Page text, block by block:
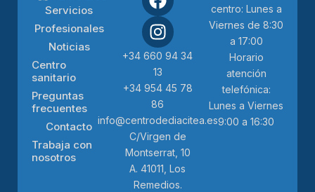
Servicios
Profesionales
Noticias
Centro
sanitario
Preguntas
frecuentes
Contacto
Trabaja con
nosotros
+34 660 94 34
13
+34 954 45 78
86
info@centrodediacitea.es
C/Virgen de
Montserrat, 10
A. 41011, Los
Remedios.
centro: Lunes a
Viernes de 8:30
a 17:00
Horario
atención
telefónica:
Lunes a Viernes
9:00 a 16:30